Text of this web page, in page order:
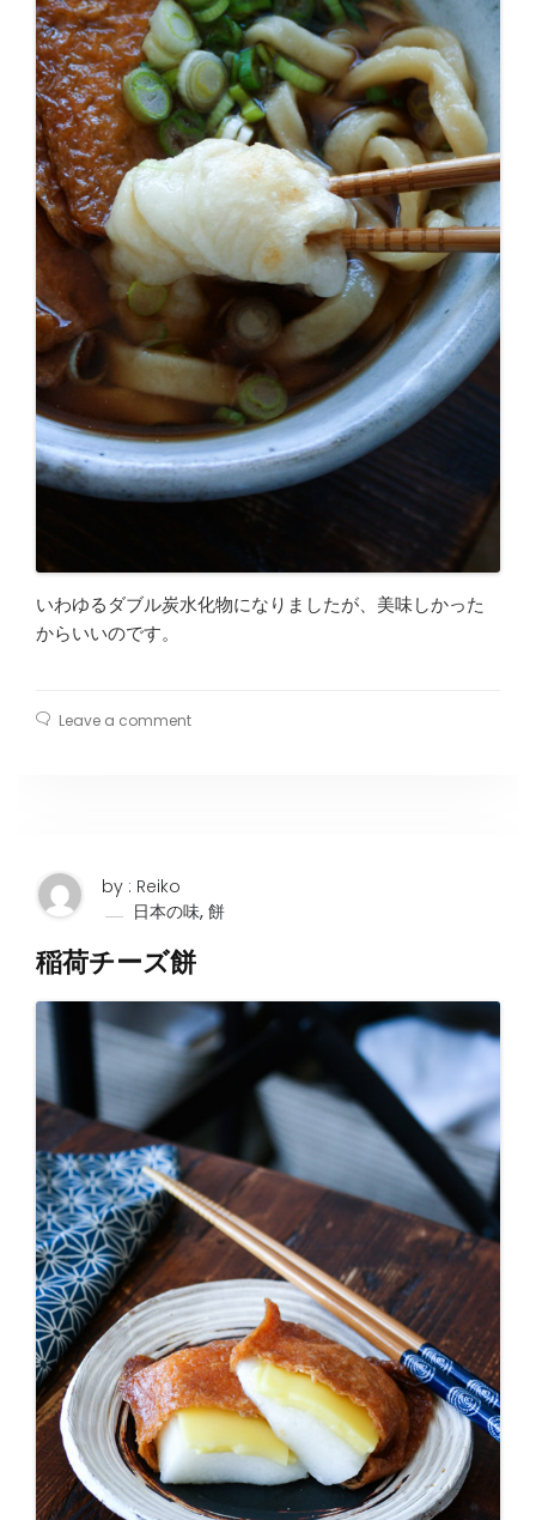
いわゆるダブル炭水化物になりましたが、美味しかった
からいいのです。
Leave a comment
by : Reiko
日本の味, 餅
稲荷チーズ餅